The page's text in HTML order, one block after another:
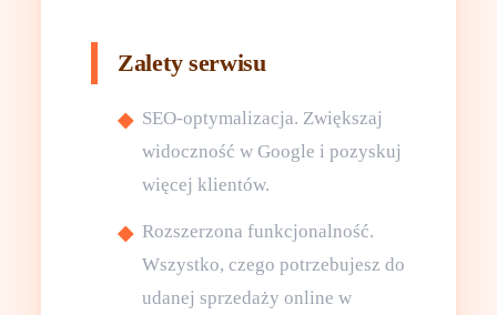
Zalety serwisu
SEO-optymalizacja. Zwiększaj
widoczność w Google i pozyskuj
więcej klientów.
Rozszerzona funkcjonalność.
Wszystko, czego potrzebujesz do
udanej sprzedaży online w